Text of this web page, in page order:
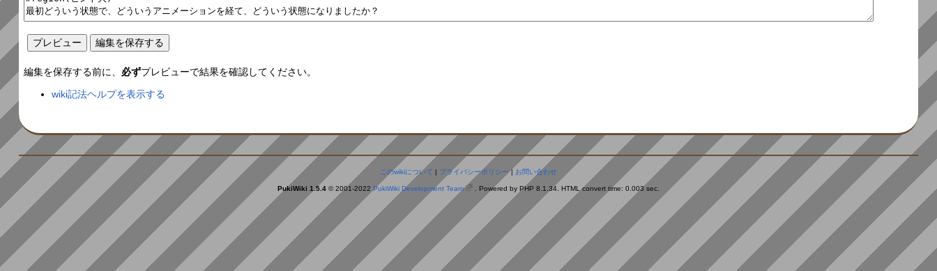
編集を保存する前に、 必ずプレビューで結果を確認してください。
wiki記法ヘルプを表示する
このwikiについて | プライバシーポリシー| お問い合わせ
PukiWiki 1.5.4 © 2001-2022 PukiWiki Development Team . Powered by PHP 8.1.34. HTML convert time: 0.003 sec.